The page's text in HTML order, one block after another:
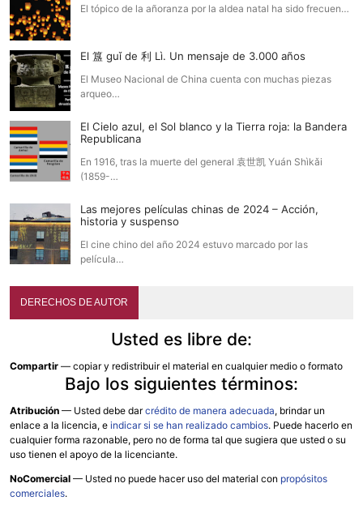
El tópico de la añoranza por la aldea natal ha sido frecuen…
El 簋 guǐ de 利 Lì. Un mensaje de 3.000 años
El Museo Nacional de China cuenta con muchas piezas
arqueo…
El Cielo azul, el Sol blanco y la Tierra roja: la Bandera
Republicana
En 1916, tras la muerte del general 袁世凯 Yuán Shìkǎi
(1859-…
Las mejores películas chinas de 2024 – Acción,
historia y suspenso
El cine chino del año 2024 estuvo marcado por las
película…
DERECHOS DE AUTOR
Usted es libre de:
Compartir — copiar y redistribuir el material en cualquier medio o formato
Bajo los siguientes términos:
Atribución — Usted debe darcrédito de manera adecuada, brindar un
enlace a la licencia, e indicar si se han realizado cambios. Puede hacerlo en
cualquier forma razonable, pero no de forma tal que sugiera que usted o su
uso tienen el apoyo de la licenciante.
NoComercial — Usted no puede hacer uso del material con propósitos
comerciales.